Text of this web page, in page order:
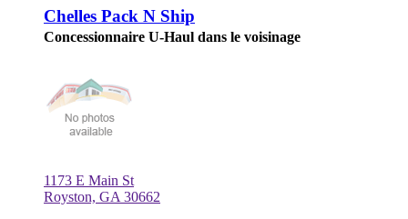
Chelles Pack N Ship
Concessionnaire U-Haul dans le voisinage
1173 E Main St
Royston, GA 30662